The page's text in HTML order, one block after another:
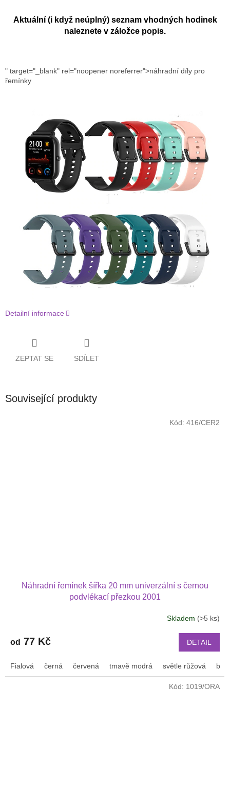
Aktuální (i když neúplný) seznam vhodných hodinek
naleznete v záložce popis.
" target="_blank" rel="noopener noreferrer">náhradní díly pro
řemínky
Detailní informace
ZEPTAT SE SDÍLET
Související produkty
Náhradní řemínek šířka 20 mm univerzální s černou
podvlékací přezkou 2001
Skladem (>5 ks)
od 77 Kč DETAIL
Fialová černá červená tmavě modrá světle růžová bílá
Kód: 416/CER2
Kód: 1019/ORA